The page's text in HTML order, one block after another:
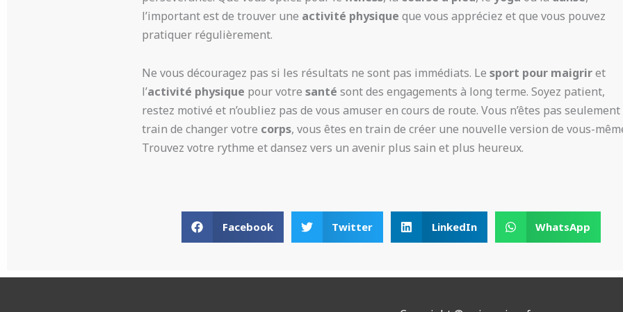
l’important est de trouver une activité physique que vous appréciez et que vous pouvez
pratiquer régulièrement.
Ne vous découragez pas si les résultats ne sont pas immédiats. Lesport pour maigriret
l’activité physique pour votresanté sont des engagements à long terme. Soyez patient,
restez motivé et n’oubliez pas de vous amuser en cours de route. Vous n’êtes pas seulement
train de changer votre corps, vous êtes en train de créer une nouvelle version de vous-
Trouvez votre rythme et dansez vers un avenir plus sain et plus heureux.
Facebook Twitter LinkedIn WhatsApp